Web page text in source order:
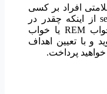
افراد بر کسی
پوشیده نیست. با اپل واچ se 2023 از اینکه چقدر در
هرکدام از مراحل خواب مانند خواب REM یا خواب
و با تعیین اهداف
پرداخت.